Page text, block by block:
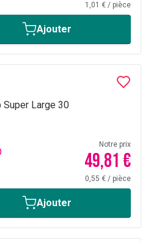
1,01 € / pièce
Ajouter
Super Large 30
Notre prix
49,81 €
0,55 € / pièce
Ajouter